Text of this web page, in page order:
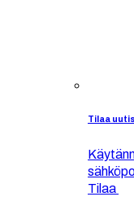
Tilaa
Tilaa